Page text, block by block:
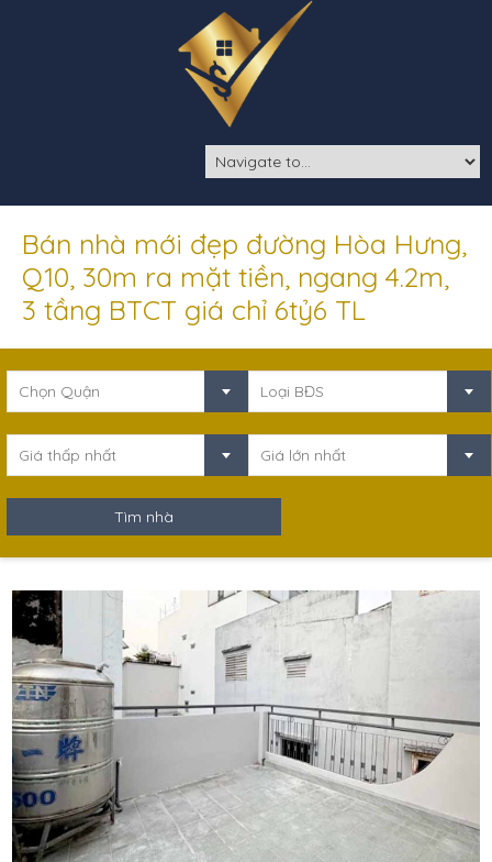
Bán nhà mới đẹp đường Hòa Hưng,
Q10, 30m ra mặt tiền, ngang 4.2m,
3 tầng BTCT giá chỉ 6tỷ6 TL
Chọn Quận Loại BĐS
Giá thấp nhất Giá lớn nhất